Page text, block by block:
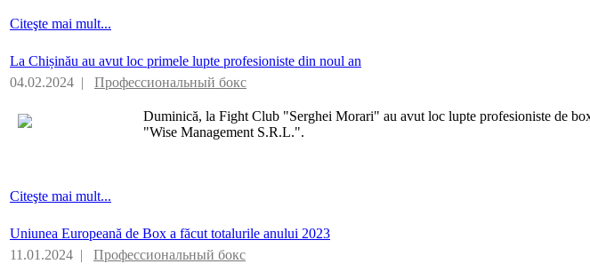
Citeşte mai mult...
La Chișinău au avut loc primele lupte profesioniste din noul an
04.02.2024 | Профессиональный бокс
Duminică, la Fight Club "Serghei Morari" au avut loc lupte profesioniste de
"Wise Management S.R.L.".
Citeşte mai mult...
Uniunea Europeană de Box a făcut totalurile anului 2023
11.01.2024 | Профессиональный бокс